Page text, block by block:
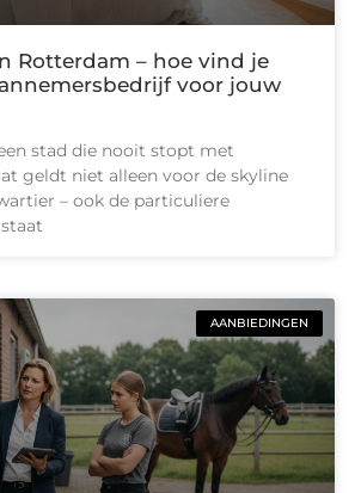
Rotterdam – hoe vind je
voor jouw
stad die nooit stopt met
geldt niet alleen voor de skyline
– ook de particuliere
AANBIEDINGEN